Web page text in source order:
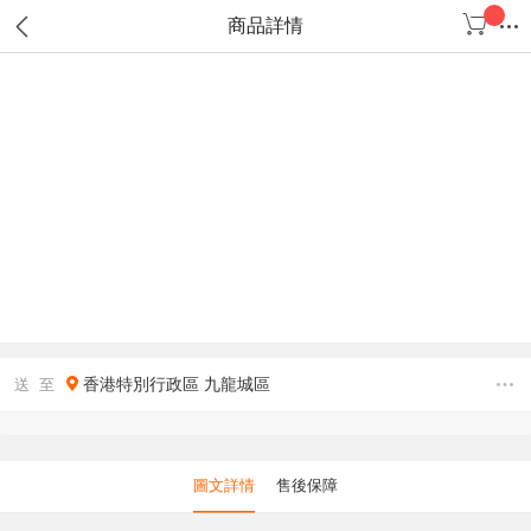
商品詳情
送 至 香港特別行政區 九龍城區
圖文詳情 售後保障